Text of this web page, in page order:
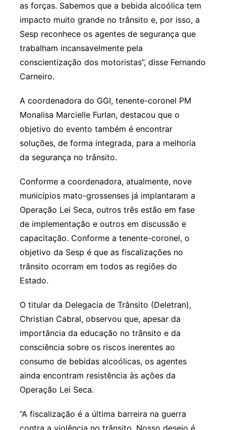
as forças. Sabemos que a bebida alcoólica tem
impacto muito grande no trânsito e, por isso, a
Sesp reconhece os agentes de segurança que
trabalham incansavelmente pela
conscientização dos motoristas”, disse Fernando
Carneiro.
A coordenadora do GGI, tenente-coronel PM
Monalisa Marcielle Furlan, destacou que o
objetivo do evento também é encontrar
soluções, de forma integrada, para a melhoria
da segurança no trânsito.
Conforme a coordenadora, atualmente, nove
municípios mato-grossenses já implantaram a
Operação Lei Seca, outros três estão em fase
de implementação e outros em discussão e
capacitação. Conforme a tenente-coronel, o
objetivo da Sesp é que as fiscalizações no
trânsito ocorram em todos as regiões do
Estado.
O titular da Delegacia de Trânsito (Deletran),
Christian Cabral, observou que, apesar da
importância da educação no trânsito e da
consciência sobre os riscos inerentes ao
consumo de bebidas alcoólicas, os agentes
ainda encontram resistência às ações da
Operação Lei Seca.
“A fiscalização é a última barreira na guerra
contra a violência no trânsito. Nosso desejo é